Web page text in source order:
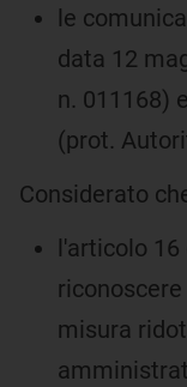
le
data 12
n. 011168)
(prot.
Considerato
l'articolo 16
misura